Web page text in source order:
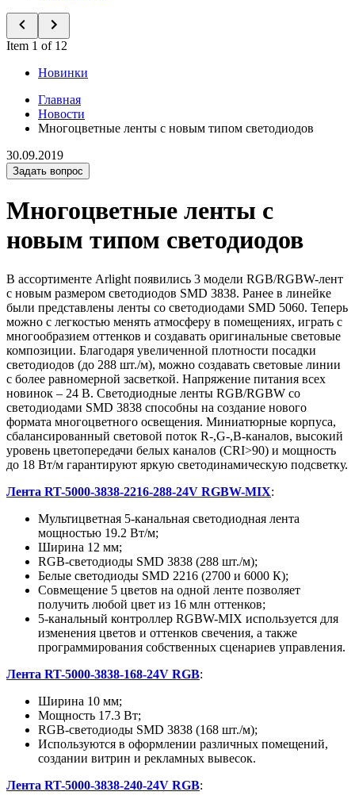
Item 1 of 12
Новинки
Главная
Новости
Многоцветные ленты с новым типом светодиодов
30.09.2019
Задать вопрос
Многоцветные ленты с
новым типом светодиодов
В ассортименте Arlight появились 3 модели RGB/RGBW-лент
с новым размером светодиодов SMD 3838. Ранее в линейке
были представлены ленты со светодиодами SMD 5060. Теперь
можно с легкостью менять атмосферу в помещениях, играть с
многообразием оттенков и создавать оригинальные световые
композиции. Благодаря увеличенной плотности посадки
светодиодов (до 288 шт./м), можно создавать световые линии
с более равномерной засветкой. Напряжение питания всех
новинок – 24 В. Светодиодные ленты RGB/RGBW со
светодиодами SMD 3838 способны на создание нового
формата многоцветного освещения. Миниатюрные корпуса,
сбалансированный световой поток R-,G-,B-каналов, высокий
уровень цветопередачи белых каналов (CRI>90) и мощность
до 18 Вт/м гарантируют яркую светодинамическую подсветку.
Лента RT-5000-3838-2216-288-24V RGBW-MIX:
Мультицветная 5-канальная светодиодная лента
мощностью 19.2 Вт/м;
Ширина 12 мм;
RGB-светодиоды SMD 3838 (288 шт./м);
Белые светодиоды SMD 2216 (2700 и 6000 К);
Совмещение 5 цветов на одной ленте позволяет
получить любой цвет из 16 млн оттенков;
5-канальный контроллер RGBW-MIX используется для
изменения цветов и оттенков свечения, а также
программирования собственных сценариев управления.
Лента RT-5000-3838-168-24V RGB:
Ширина 10 мм;
Мощность 17.3 Вт;
RGB-светодиоды SMD 3838 (168 шт./м);
Используются в оформлении различных помещений,
создании витрин и рекламных вывесок.
Лента RT-5000-3838-240-24V RGB: